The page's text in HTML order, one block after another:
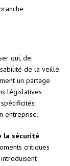
qui, de
de la veille
un partage
législatives
entreprise.
la sécurité
critiques